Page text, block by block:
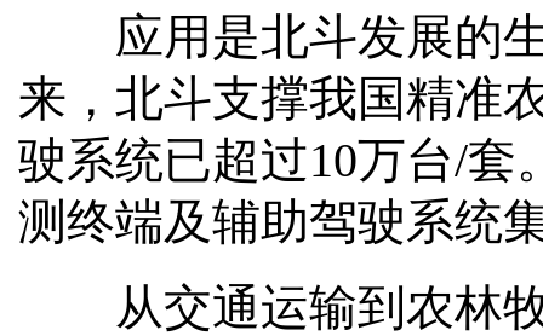
应用是北斗发展的生
来，北斗支撑我国精准
驶系统已超过10万台/套
测终端及辅助驾驶系统
从交通运输到农林牧